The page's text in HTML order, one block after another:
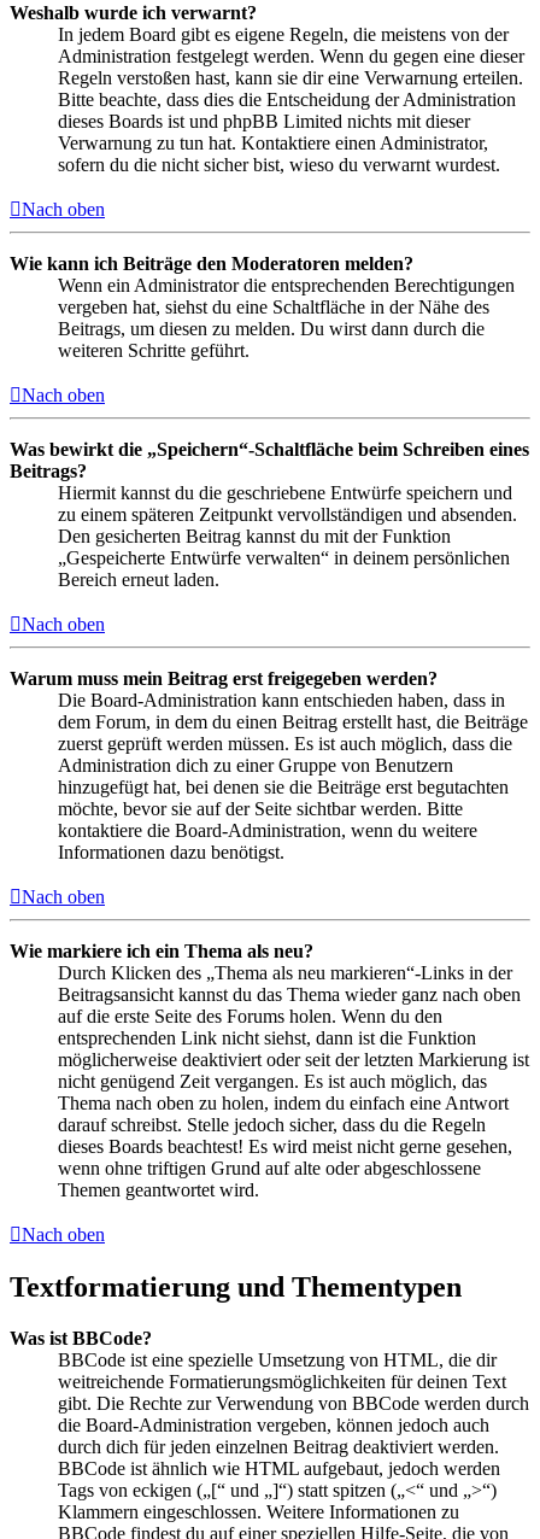
Weshalb wurde ich verwarnt?
In jedem Board gibt es eigene Regeln, die meistens von der
Administration festgelegt werden. Wenn du gegen eine dieser
Regeln verstoßen hast, kann sie dir eine Verwarnung erteilen.
Bitte beachte, dass dies die Entscheidung der Administration
dieses Boards ist und phpBB Limited nichts mit dieser
Verwarnung zu tun hat. Kontaktiere einen Administrator,
sofern du die nicht sicher bist, wieso du verwarnt wurdest.
Nach oben
Wie kann ich Beiträge den Moderatoren melden?
Wenn ein Administrator die entsprechenden Berechtigungen
vergeben hat, siehst du eine Schaltfläche in der Nähe des
Beitrags, um diesen zu melden. Du wirst dann durch die
weiteren Schritte geführt.
Nach oben
Was bewirkt die „Speichern“-Schaltfläche beim Schreiben eines
Beitrags?
Hiermit kannst du die geschriebene Entwürfe speichern und
zu einem späteren Zeitpunkt vervollständigen und absenden.
Den gesicherten Beitrag kannst du mit der Funktion
„Gespeicherte Entwürfe verwalten“ in deinem persönlichen
Bereich erneut laden.
Nach oben
Warum muss mein Beitrag erst freigegeben werden?
Die Board-Administration kann entschieden haben, dass in
dem Forum, in dem du einen Beitrag erstellt hast, die Beiträge
zuerst geprüft werden müssen. Es ist auch möglich, dass die
Administration dich zu einer Gruppe von Benutzern
hinzugefügt hat, bei denen sie die Beiträge erst begutachten
möchte, bevor sie auf der Seite sichtbar werden. Bitte
kontaktiere die Board-Administration, wenn du weitere
Informationen dazu benötigst.
Nach oben
Wie markiere ich ein Thema als neu?
Durch Klicken des „Thema als neu markieren“-Links in der
Beitragsansicht kannst du das Thema wieder ganz nach oben
auf die erste Seite des Forums holen. Wenn du den
entsprechenden Link nicht siehst, dann ist die Funktion
möglicherweise deaktiviert oder seit der letzten Markierung ist
nicht genügend Zeit vergangen. Es ist auch möglich, das
Thema nach oben zu holen, indem du einfach eine Antwort
darauf schreibst. Stelle jedoch sicher, dass du die Regeln
dieses Boards beachtest! Es wird meist nicht gerne gesehen,
wenn ohne triftigen Grund auf alte oder abgeschlossene
Themen geantwortet wird.
Nach oben
Textformatierung und Thementypen
Was ist BBCode?
BBCode ist eine spezielle Umsetzung von HTML, die dir
weitreichende Formatierungsmöglichkeiten für deinen Text
gibt. Die Rechte zur Verwendung von BBCode werden durch
die Board-Administration vergeben, können jedoch auch
durch dich für jeden einzelnen Beitrag deaktiviert werden.
BBCode ist ähnlich wie HTML aufgebaut, jedoch werden
Tags von eckigen („[“ und „]“) statt spitzen („<“ und „>“)
Klammern eingeschlossen. Weitere Informationen zu
BBCode findest du auf einer speziellen Hilfe-Seite, die von